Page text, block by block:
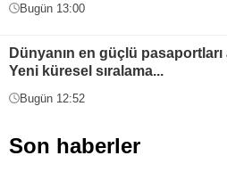
Bugün 13:00
Dünyanın en güçlü pasaportları
Yeni küresel sıralama...
Bugün 12:52
Son haberler